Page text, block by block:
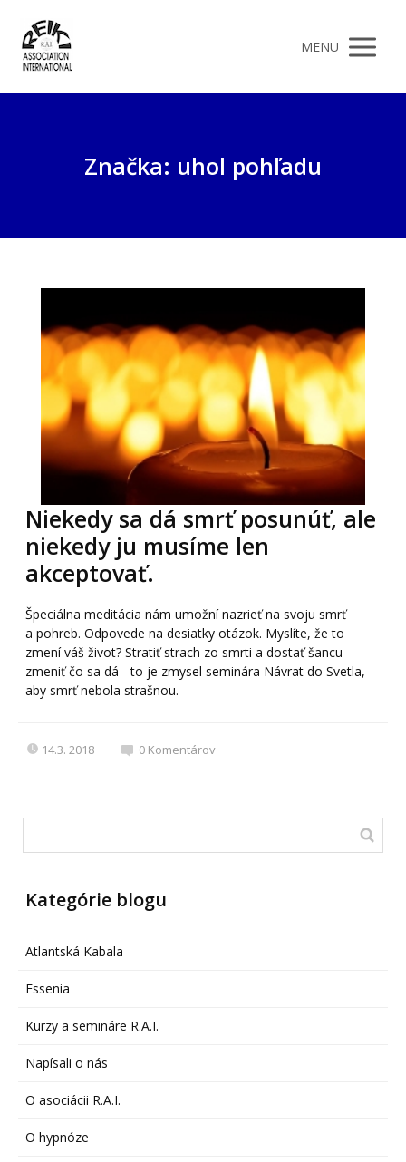
MENU
Značka: uhol pohľadu
Niekedy sa dá smrť posunúť, ale
niekedy ju musíme len
akceptovať.
Špeciálna meditácia nám umožní nazrieť na svoju smrť
a pohreb. Odpovede na desiatky otázok. Myslíte, že to
zmení váš život? Stratiť strach zo smrti a dostať šancu
zmeniť čo sa dá - to je zmysel seminára Návrat do Svetla,
aby smrť nebola strašnou.
14.3. 2018 0 Komentárov
Kategórie blogu
Atlantská Kabala
Essenia
Kurzy a semináre R.A.I.
Napísali o nás
O asociácii R.A.I.
O hypnóze